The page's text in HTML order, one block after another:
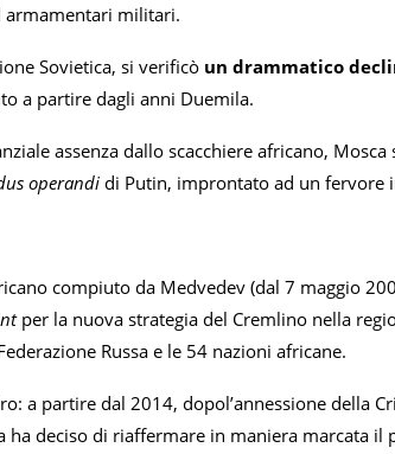
armamentari militari.
Sovietica, si verificò un drammatico
a partire dagli anni Duemila.
assenza dallo scacchiere africano,
operandi di Putin, improntato ad un fervore
compiuto da Medvedev (dal 7 maggio
per la nuova strategia del Cremlino nella
Russa e le 54 nazioni africane.
a partire dal 2014, dopol’annessione della
ha deciso di riaffermare in maniera marcata